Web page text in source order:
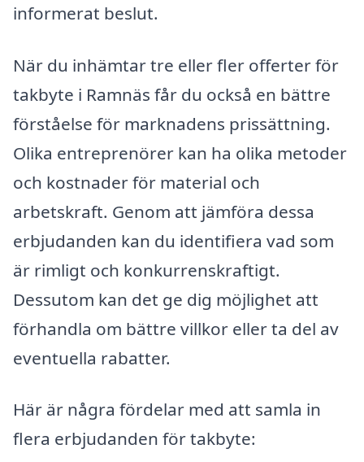
informerat beslut.
När du inhämtar tre eller fler offerter för
takbyte i Ramnäs får du också en bättre
förståelse för marknadens prissättning.
Olika entreprenörer kan ha olika metoder
och kostnader för material och
arbetskraft. Genom att jämföra dessa
erbjudanden kan du identifiera vad som
är rimligt och konkurrenskraftigt.
Dessutom kan det ge dig möjlighet att
förhandla om bättre villkor eller ta del av
eventuella rabatter.
Här är några fördelar med att samla in
flera erbjudanden för takbyte: